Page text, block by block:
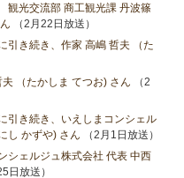
光交流部 商工観光課 丹波篠
（2月22日放送）
引き続き、作家 高嶋 哲夫 （た
（たかしま てつお) さん （2
引き続き、いえしまコンシェル
し かずや) さん （2月1日放送）
シェルジュ株式会社 代表 中西
日放送）